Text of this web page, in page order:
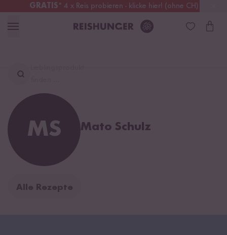
GRATIS* 4 x Reis probieren - klicke hier! (ohne CH)
Deutschland Kostenloser Versand
MS Mato Schulz
Alle Rezepte